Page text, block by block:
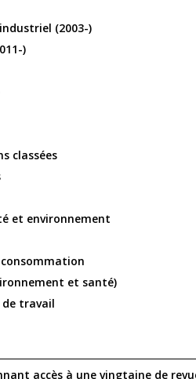
(2003-)
)
classées
et environnement
et santé)
de travail
accès à une vingtaine de